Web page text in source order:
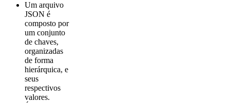
Um arquivo
JSON é
composto por
um conjunto
de chaves,
organizadas
de forma
hierárquica, e
seus
respectivos
valores.